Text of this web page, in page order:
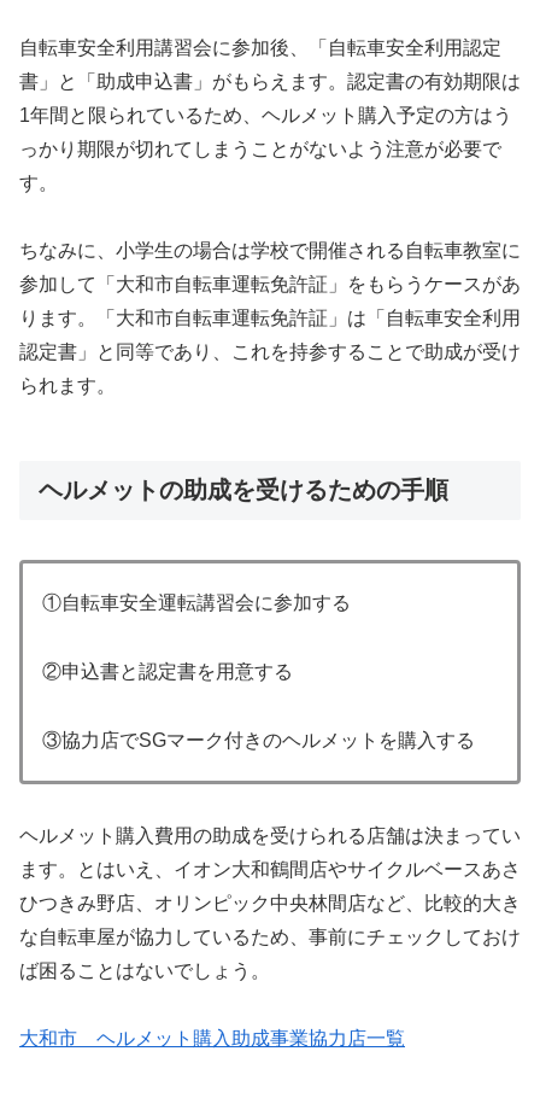
自転車安全利用講習会に参加後、「自転車安全利用認定
書」と「助成申込書」がもらえます。認定書の有効期限は
1年間と限られているため、ヘルメット購入予定の方はう
っかり期限が切れてしまうことがないよう注意が必要で
す。
ちなみに、小学生の場合は学校で開催される自転車教室に
参加して「大和市自転車運転免許証」をもらうケースがあ
ります。「大和市自転車運転免許証」は「自転車安全利用
認定書」と同等であり、これを持参することで助成が受け
られます。
ヘルメットの助成を受けるための手順
①自転車安全運転講習会に参加する
②申込書と認定書を用意する
③協力店でSGマーク付きのヘルメットを購入する
ヘルメット購入費用の助成を受けられる店舗は決まってい
ます。とはいえ、イオン大和鶴間店やサイクルベースあさ
ひつきみ野店、オリンピック中央林間店など、比較的大き
な自転車屋が協力しているため、事前にチェックしておけ
ば困ることはないでしょう。
大和市 ヘルメット購入助成事業協力店一覧